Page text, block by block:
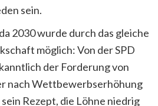
sein.
2030 wurde durch das gleiche
möglich: Von der SPD
der Forderung von
nach Wettbewerbserhöhung
Rezept, die Löhne niedrig